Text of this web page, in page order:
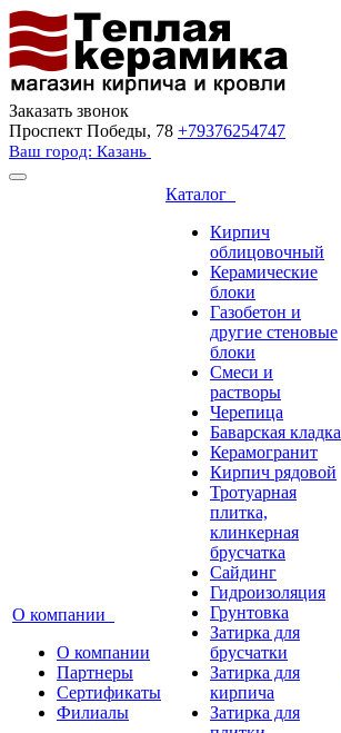
Заказать звонок
Проспект Победы, 78 +79376254747
Ваш город: Казань
О компании
О компании
Партнеры
Сертификаты
Филиалы
Каталог
Кирпич
облицовочный
Керамические
блоки
Газобетон и
другие стеновые
блоки
Смеси и
растворы
Черепица
Баварская кладка
Керамогранит
Кирпич рядовой
Тротуарная
плитка,
клинкерная
брусчатка
Сайдинг
Гидроизоляция
Грунтовка
Затирка для
брусчатки
Затирка для
кирпича
Затирка для